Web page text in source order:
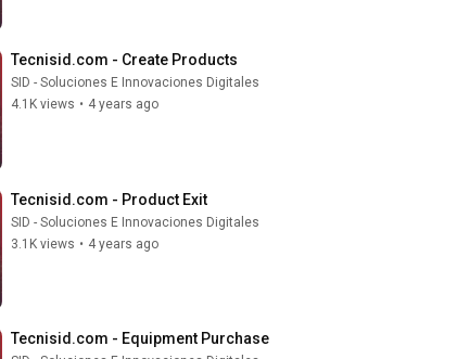
Tecnisid.com - Create Products
SID - Soluciones E Innovaciones Digitales
4.1K views • 4 years ago
Tecnisid.com - Product Exit
SID - Soluciones E Innovaciones Digitales
3.1K views • 4 years ago
Tecnisid.com - Equipment Purchase